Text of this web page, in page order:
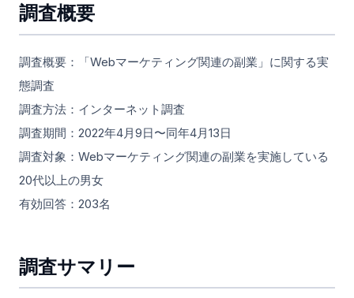
調査概要
調査概要：「Webマーケティング関連の副業」に関する実
態調査
調査方法：インターネット調査
調査期間：2022年4月9日〜同年4月13日
調査対象：Webマーケティング関連の副業を実施している
20代以上の男女
有効回答：203名
調査サマリー